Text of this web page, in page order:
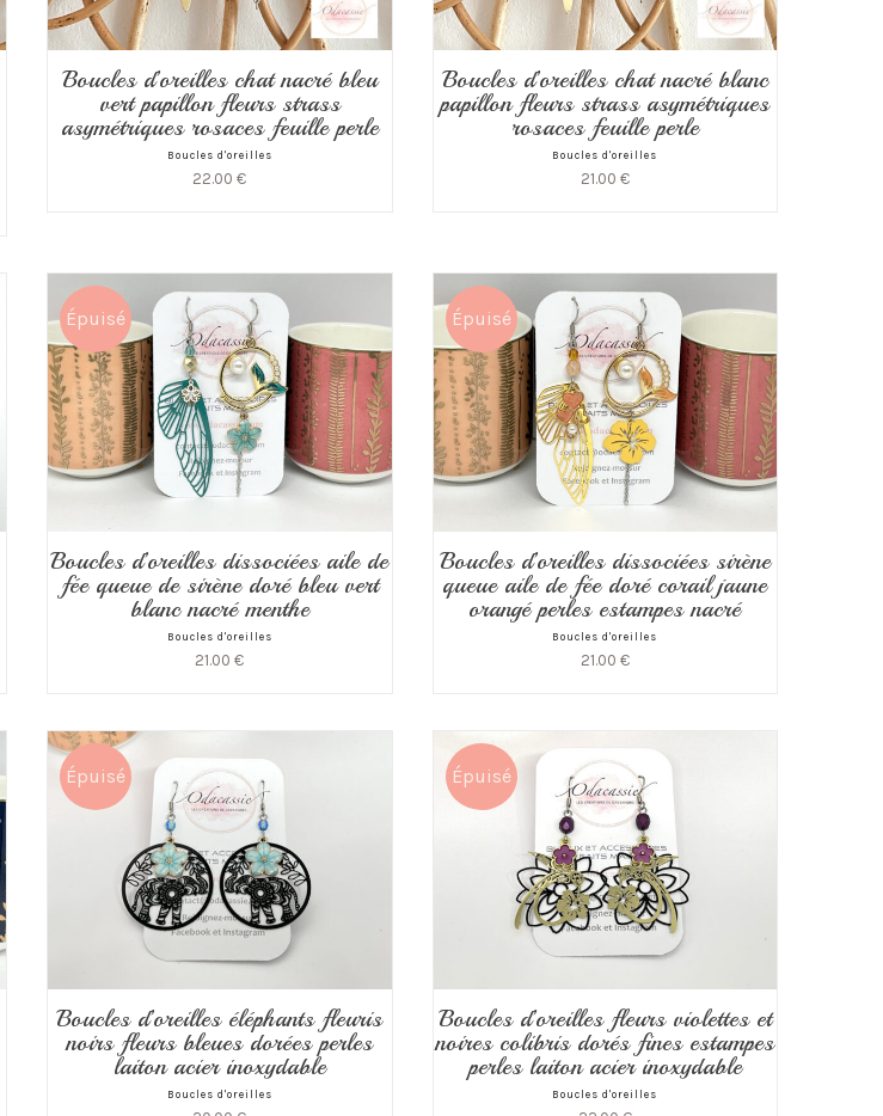
Boucles d’oreilles chat nacré bleu
vert papillon fleurs strass
asymétriques rosaces feuille perle
Boucles d'oreilles
22.00 €
Boucles d’oreilles chat nacré blanc
papillon fleurs strass asymétriques
rosaces feuille perle
Boucles d'oreilles
21.00 €
Épuisé
Boucles d’oreilles dissociées aile de
fée queue de sirène doré bleu vert
blanc nacré menthe
Boucles d'oreilles
21.00 €
Épuisé
Boucles d’oreilles dissociées sirène
queue aile de fée doré corail jaune
orangé perles estampes nacré
Boucles d'oreilles
21.00 €
Épuisé
Boucles d’oreilles éléphants fleuris
noirs fleurs bleues dorées perles
laiton acier inoxydable
Boucles d'oreilles
Épuisé
Boucles d’oreilles fleurs violettes et
noires colibris dorés fines estampes
perles laiton acier inoxydable
Boucles d'oreilles